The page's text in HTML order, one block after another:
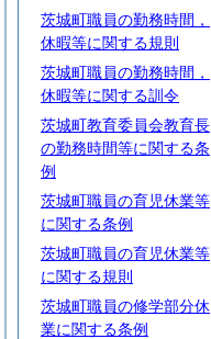
茨城町職員の勤務時間，
休暇等に関する規則
茨城町職員の勤務時間，
休暇等に関する訓令
茨城町教育委員会教育長
の勤務時間等に関する条
例
茨城町職員の育児休業等
に関する条例
茨城町職員の育児休業等
に関する規則
茨城町職員の修学部分休
業に関する条例